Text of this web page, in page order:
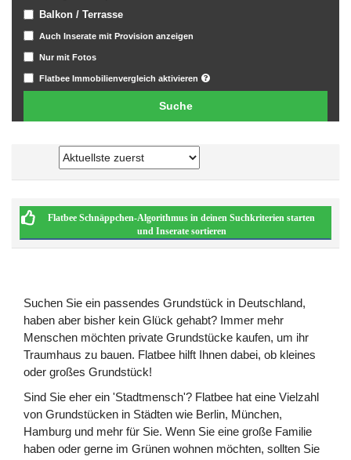
Balkon / Terrasse
Auch Inserate mit Provision anzeigen
Nur mit Fotos
Flatbee Immobilienvergleich aktivieren
Flatbee Schnäppchen-Algorithmus in deinen Suchkriterien starten
und Inserate sortieren
Suchen Sie ein passendes Grundstück in Deutschland,
haben aber bisher kein Glück gehabt? Immer mehr
Menschen möchten private Grundstücke kaufen, um ihr
Traumhaus zu bauen. Flatbee hilft Ihnen dabei, ob kleines
oder großes Grundstück!
Sind Sie eher ein 'Stadtmensch'? Flatbee hat eine Vielzahl
von Grundstücken in Städten wie Berlin, München,
Hamburg und mehr für Sie. Wenn Sie eine große Familie
haben oder gerne im Grünen wohnen möchten, sollten Sie